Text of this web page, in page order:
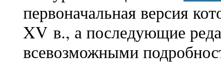
первоначальная версия
XV в., а последующие
всевозможными